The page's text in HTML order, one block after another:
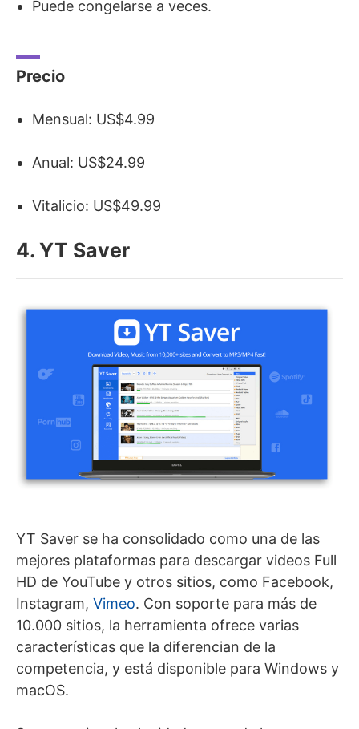
Puede congelarse a veces.
Precio
Mensual: US$4.99
Anual: US$24.99
Vitalicio: US$49.99
4. YT Saver
YT Saver se ha consolidado como una de las
mejores plataformas para descargar videos Full
HD de YouTube y otros sitios, como Facebook,
Instagram, Vimeo. Con soporte para más de
10.000 sitios, la herramienta ofrece varias
características que la diferencian de la
competencia, y está disponible para Windows y
macOS.